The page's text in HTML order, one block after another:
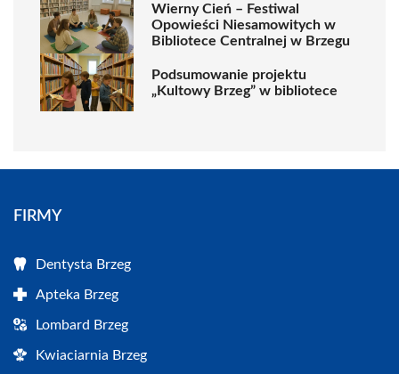
Wierny Cień – Festiwal
Opowieści Niesamowitych w
Bibliotece Centralnej w Brzegu
Podsumowanie projektu
„Kultowy Brzeg” w bibliotece
FIRMY
Dentysta Brzeg
Apteka Brzeg
Lombard Brzeg
Kwiaciarnia Brzeg